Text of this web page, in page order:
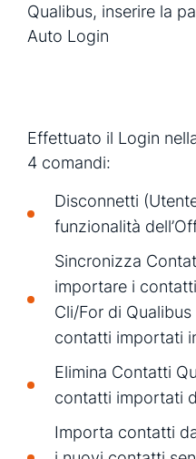
Qualibus, inserire la
Auto Login
Effettuato il Login
4 comandi:
Disconnetti
funzionalità
Sincronizza
importare i
Cli/For di
contatti importati
Elimina Contatti
contatti importati
Importa contatti